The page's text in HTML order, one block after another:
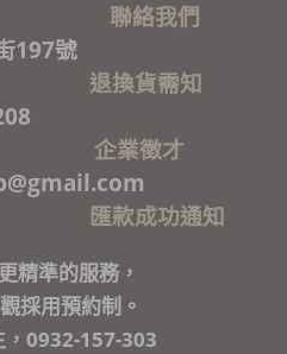
聯絡我們
區玉成街197號
退換貨需知
2208
企業徵才
匯款成功通知
精準的服務，
採用預約制。
，0932-157-303